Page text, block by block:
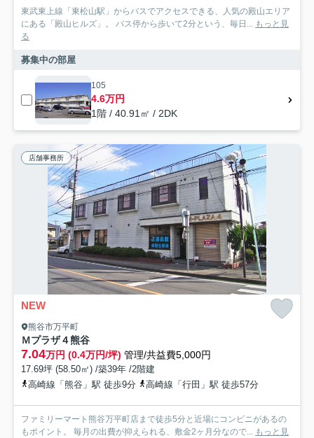
東武東上線「東松山駅」からバスでアクセスできる、人気の殿山エリア
にある「殿山ヒルズ」。 バス停から歩いて2分という、毎日... もっと見
る
募集中の部屋
105
4.6万円
1階 / 40.91㎡ / 2DK
店舗事務所
NEW
熊谷市万平町
Ｍプラザ４熊谷
7.04万円 (0.4万円/坪) 管理/共益費5,000円
17.69坪 (58.50㎡) /築39年 /2階建
高崎線「熊谷」駅 徒歩9分
高崎線「行田」駅 徒歩57分
ファミリーマート熊谷万平町店まで徒歩5分と近場にコンビニがあるの
もポイント。 毎月の出費が抑えられる、敷金2ヶ月分なので... もっと見